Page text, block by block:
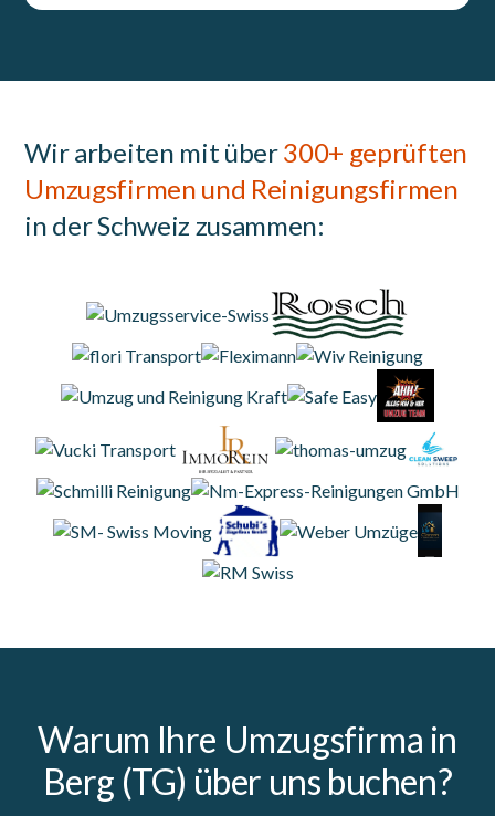
Wir arbeiten mit über300+ geprüften
Umzugsfirmen und Reinigungsfirmen
in der Schweiz zusammen:
Warum Ihre Umzugsfirma in
Berg (TG) über uns buchen?